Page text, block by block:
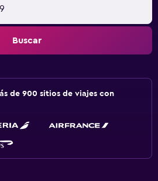
Buscar
de 900 sitios de viajes con